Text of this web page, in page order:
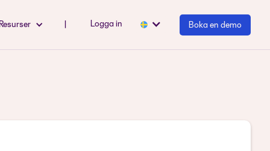
Resurser Logga in Boka en demo